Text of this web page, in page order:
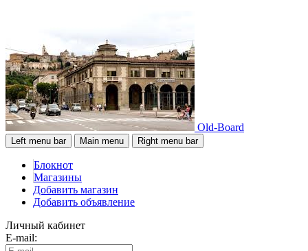
Old-Board
Left menu bar Main menu Right menu bar
Блокнот
Магазины
Добавить магазин
Добавить объявление
Личный кабинет
E-mail: